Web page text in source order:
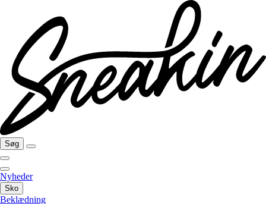
Søg
Nyheder
Sko
Beklædning